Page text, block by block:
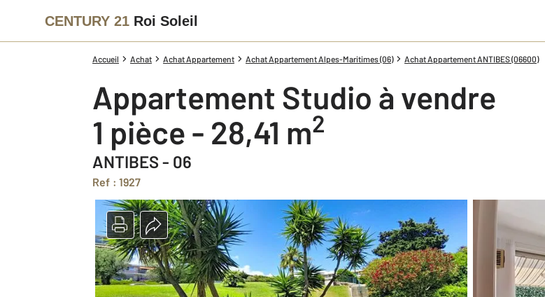
CENTURY 21 Roi Soleil
Accueil Achat Achat Appartement Achat Appartement Alpes-Maritimes (06) Achat Appartement ANTIBES (06600)
Appartement Studio à vendre
1 pièce - 28,41 m2
ANTIBES - 06
Ref : 1927